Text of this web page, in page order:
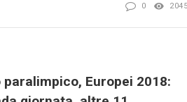
0 2045
paralimpico, Europei 2018: